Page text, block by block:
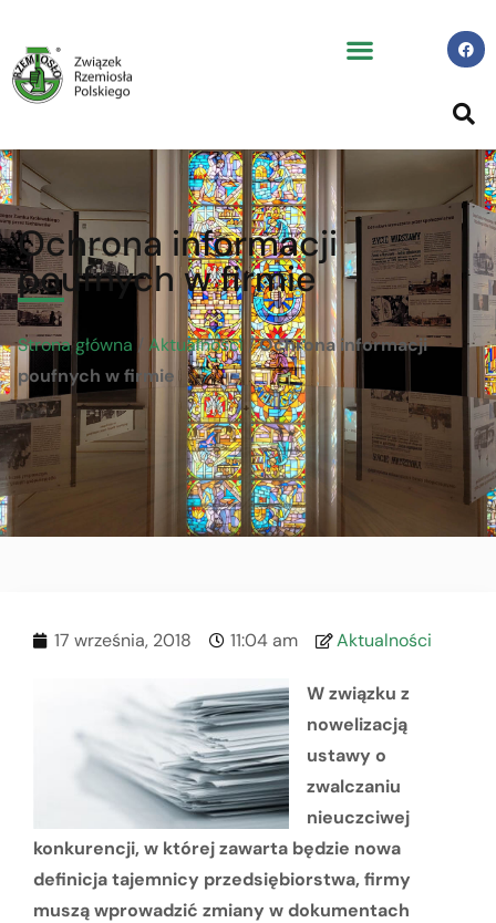
Ochrona informacji
poufnych w firmie
Strona główna / Aktualności/Ochrona informacji
poufnych w firmie
17 września, 2018 11:04 am Aktualności
W związku z
nowelizacją
ustawy o
zwalczaniu
nieuczciwej
konkurencji, w której zawarta będzie nowa
definicja tajemnicy przedsiębiorstwa, firmy
muszą wprowadzić zmiany w dokumentach